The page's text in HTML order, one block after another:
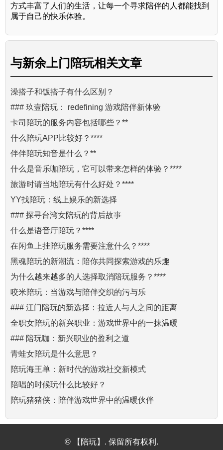
方式丰富了人们的生活，让每一个寻求陪伴的人都能找到
属于自己的快乐体验。
与新余上门陪玩相关文章
澡搭子和饭搭子有什么区别？
### 玖壹陪玩： redefining 游戏陪伴新体验
卡司陪玩的服务内容包括哪些？**
什么陪玩APP比较好？****
伴伴陪玩知音是什么？**
什么是音乐咖陪玩，它可以带来怎样的体验？****
旅游时请当地陪玩有什么好处？****
YY找陪玩：线上娱乐的新选择
### 探寻台湾女陪玩的背后故事
什么是语音厅陪玩？****
在闲鱼上挂陪玩服务需要注意什么？****
黑魂陪玩的新潮流：陪你共同探索游戏的乐趣
为什么越来越多的人选择取消陪玩服务？****
咬米陪玩：当游戏与陪伴交织的污与乐
### 江门陪玩的新选择：拉近人与人之间的距离
全职女陪玩的新兴职业：游戏世界中的一抹温暖
### 陪玩咖：新兴职业的盈利之道
青蛙女陪玩是什么意思？
陪玩海王单：新时代的游戏社交新模式
陪唱的时候玩什么比较好？
陪玩猪猪侠：陪伴游戏世界中的温暖伙伴
© 【陪玩】. 保留所有权利.